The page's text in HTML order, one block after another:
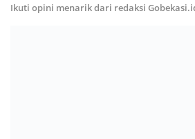
Ikuti opini menarik dari redaksi